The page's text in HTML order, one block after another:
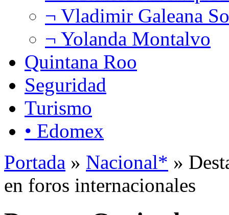
¬ Vladimir Galeana
¬ Yolanda Montalvo
Quintana Roo
Seguridad
Turismo
• Edomex
Portada » Nacional* »
en foros internacionales